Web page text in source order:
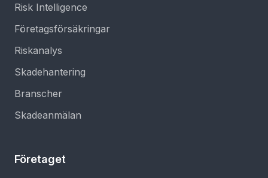
Risk Intelligence
Företagsförsäkringar
Riskanalys
Skadehantering
Branscher
Skadeanmälan
Företaget